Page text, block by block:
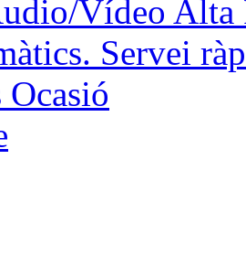
Vídeo Alta
Servei
Ocasió